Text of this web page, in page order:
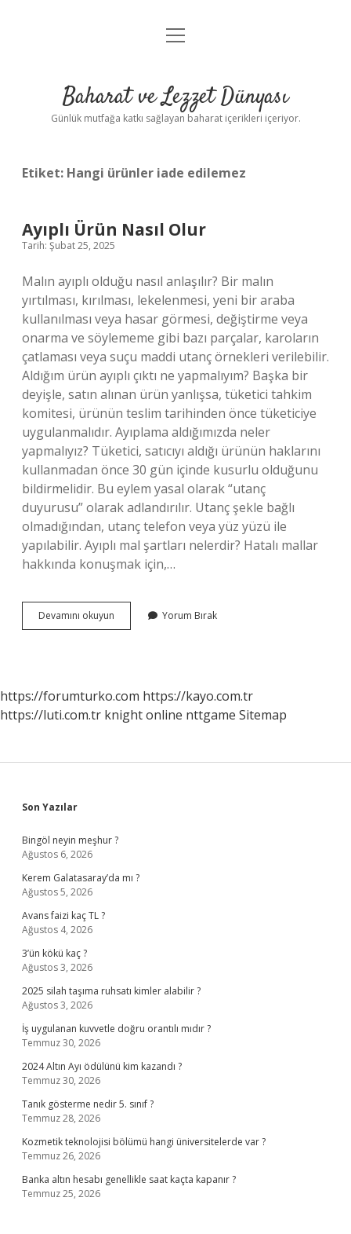
Anasayfa
Yasal Uyarı
menüyü
Baharat ve Lezzet Dünyası
Günlük mutfağa katkı sağlayan baharat içerikleri içeriyor.
Etiket: Hangi ürünler iade edilemez
Ayıplı Ürün Nasıl Olur
Tarih: Şubat 25, 2025
Malın ayıplı olduğu nasıl anlaşılır? Bir malın
yırtılması, kırılması, lekelenmesi, yeni bir araba
kullanılması veya hasar görmesi, değiştirme veya
onarma ve söylememe gibi bazı parçalar, karoların
çatlaması veya suçu maddi utanç örnekleri verilebilir.
Aldığım ürün ayıplı çıktı ne yapmalıyım? Başka bir
deyişle, satın alınan ürün yanlışsa, tüketici tahkim
komitesi, ürünün teslim tarihinden önce tüketiciye
uygulanmalıdır. Ayıplama aldığımızda neler
yapmalıyız? Tüketici, satıcıyı aldığı ürünün haklarını
kullanmadan önce 30 gün içinde kusurlu olduğunu
bildirmelidir. Bu eylem yasal olarak “utanç
duyurusu” olarak adlandırılır. Utanç şekle bağlı
olmadığından, utanç telefon veya yüz yüzü ile
yapılabilir. Ayıplı mal şartları nelerdir? Hatalı mallar
hakkında konuşmak için,…
Devamını okuyun
Ürün
Yorum Bırak
https://forumturko.com https://kayo.com.tr
https://luti.com.tr knight online nttgame Sitemap
Sidebar
Son Yazılar
Bingöl neyin meşhur ?
Ağustos 6, 2026
Kerem Galatasaray’da mı ?
Ağustos 5, 2026
Avans faizi kaç TL ?
Ağustos 4, 2026
3’ün kökü kaç ?
Ağustos 3, 2026
2025 silah taşıma ruhsatı kimler alabilir ?
Ağustos 3, 2026
İş uygulanan kuvvetle doğru orantılı mıdır ?
Temmuz 30, 2026
2024 Altın Ayı ödülünü kim kazandı ?
Temmuz 30, 2026
Tanık gösterme nedir 5. sınıf ?
Temmuz 28, 2026
Kozmetik teknolojisi bölümü hangi üniversitelerde var ?
Temmuz 26, 2026
Banka altın hesabı genellikle saat kaçta kapanır ?
Temmuz 25, 2026